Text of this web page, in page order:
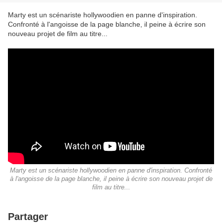
Marty est un scénariste hollywoodien en panne d'inspiration.
Confronté à l'angoisse de la page blanche, il peine à écrire son
nouveau projet de film au titre...
Marty est un scénariste hollywoodien en panne d'inspiration. Confronté
à l'angoisse de la page blanche, il peine à écrire son nouveau projet de
film au titre...
Partager